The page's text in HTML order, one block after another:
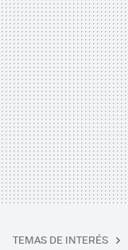
TEMAS DE INTERÉS